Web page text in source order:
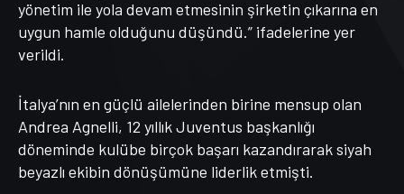
yönetim ile yola devam etmesinin şirketin çıkarına en
uygun hamle olduğunu düşündü.” ifadelerine yer
verildi.
İtalya’nın en güçlü ailelerinden birine mensup olan
Andrea Agnelli, 12 yıllık Juventus başkanlığı
döneminde kulübe birçok başarı kazandırarak siyah
beyazlı ekibin dönüşümüne liderlik etmişti.